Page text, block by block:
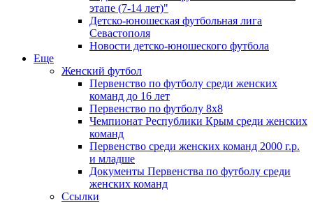
этапе (7-14 лет)"
Детско-юношеская футбольная лига
Севастополя
Новости детско-юношеского футбола
Еще
Женский футбол
Первенство по футболу среди женских
команд до 16 лет
Первенство по футболу 8х8
Чемпионат Республики Крым среди женских
команд
Первенство среди женских команд 2000 г.р.
и младше
Документы Первенства по футболу среди
женских команд
Ссылки